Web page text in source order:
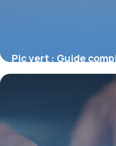
Pic vert : Guide
nature